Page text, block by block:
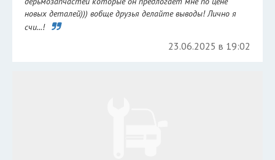
новых деталей))) вобще друзья делайте выводы! Лично я
счи...!
23.06.2025 в 19:02